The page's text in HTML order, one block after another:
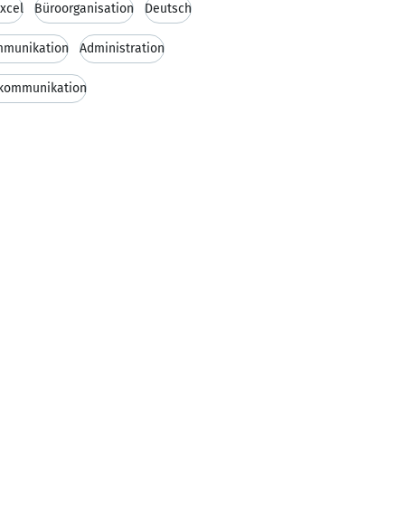
Büroorganisation Deutsch
Administration